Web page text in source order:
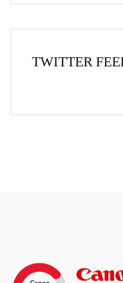
TWITTER